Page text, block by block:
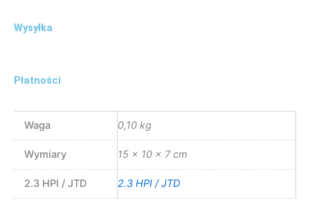
Wysyłka
Płatności
Waga 0,10 kg
Wymiary 15 × 10 × 7 cm
2.3 HPI / JTD 2.3 HPI / JTD